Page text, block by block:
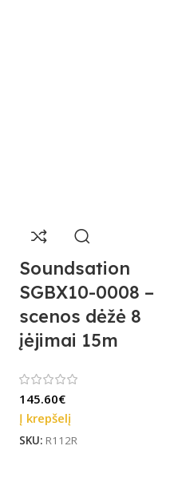
Soundsation
SGBX10-0008 –
scenos dėžė 8
įėjimai 15m
145.60€
Į krepšelį
SKU: R112R